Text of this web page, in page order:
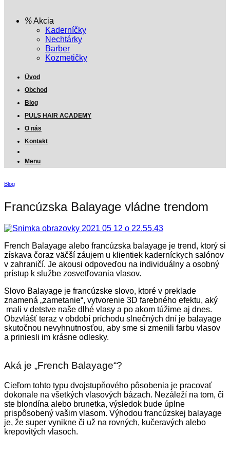
Akcia
Kaderníčky
Nechtárky
Barber
Kozmetičky
Úvod
Obchod
Blog
PULS HAIR ACADEMY
O nás
Kontakt
Menu
Blog
Francúzska Balayage vládne trendom
French Balayage alebo francúzska balayage je trend, ktorý si
získava čoraz väčší záujem u klientiek kaderníckych salónov
v zahraničí. Je akousi odpoveďou na individuálny a osobný
prístup k službe zosvetľovania vlasov.
Slovo Balayage je francúzske slovo, ktoré v preklade
znamená „zametanie“, vytvorenie 3D farebného efektu, aký
mali v detstve naše dlhé vlasy a po akom túžime aj dnes.
Obzvlášť teraz v období príchodu slnečných dní je balayage
skutočnou nevyhnutnosťou, aby sme si zmenili farbu vlasov
a priniesli im krásne odlesky.
Aká je „French Balayage“?
Cieľom tohto typu dvojstupňového pôsobenia je pracovať
dokonale na všetkých vlasových bázach. Nezáleží na tom, či
ste blondína alebo brunetka, výsledok bude úplne
prispôsobený vašim vlasom. Výhodou francúzskej balayage
je, že super vynikne či už na rovných, kučeravých alebo
krepovitých vlasoch.